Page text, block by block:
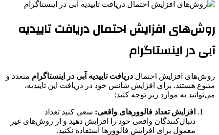
روش‌های افزایش احتمال دریافت تاییدیه
آبی در اینستاگرام
روش‌های افزایش احتمال دریافت تاییدیه آبی در اینستاگرام متعدد و
متنوع هستند. برای افزایش شانس خود در دریافت این تاییدیه،
می‌توانید به موارد زیر توجه کنید:
افزایش تعداد فالوورهای واقعی: سعی کنید تعداد
دنبال‌کنندگان واقعی خود را افزایش دهید و از روش‌های غیر
معمول برای افزایش فالوورها استفاده نکنید.